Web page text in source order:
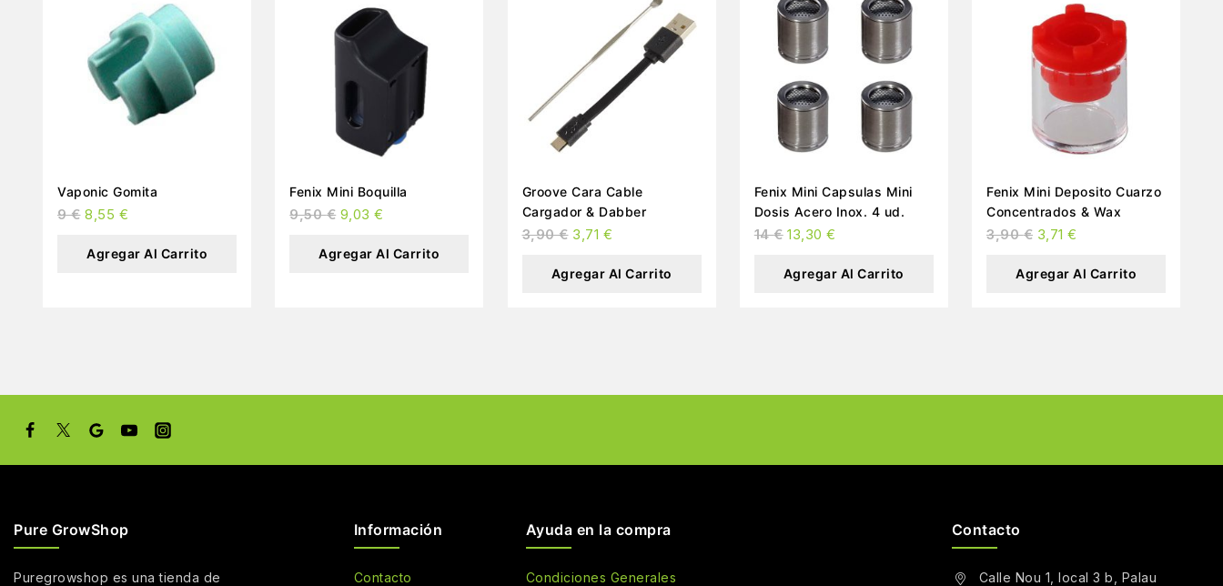
Vaponic Gomita
9€ 8,55 €
Agregar Al Carrito
Fenix Mini Boquilla
9,50€ 9,03€
Agregar Al Carrito
Groove Cara Cable
Cargador & Dabber
3,90€ 3,71 €
Agregar Al Carrito
Fenix Mini Capsulas Mini
Dosis Acero Inox. 4 ud.
14€ 13,30€
Agregar Al Carrito
Fenix Mini Deposito Cuarzo
Concentrados & Wax
3,90€ 3,71 €
Agregar Al Carrito
Pure GrowShop
Puregrowshop es una tienda de
Información
Contacto
Ayuda en la compra
Condiciones Generales
Contacto
Calle Nou 1, local 3 b, Palau